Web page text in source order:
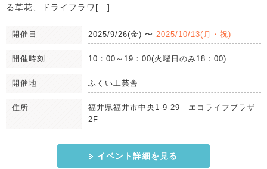
る草花、ドライフラワ[...]
開催日 2025/9/26(金) 〜 2025/10/13(月・祝)
開催時刻 10：00～19：00(火曜日のみ18：00)
開催地 ふくい工芸舎
住所
福井県福井市中央1-9-29 エコライフプラザ
2F
イベント詳細を見る